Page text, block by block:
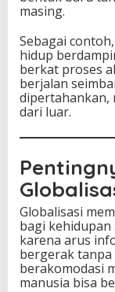
masing.
Sebagai
hidup
berkat proses
berjalan
dipertahankan,
dari luar.
Globalisasi
bagi kehidupan
karena arus
bergerak tanpa
berakomodasi
manusia bisa